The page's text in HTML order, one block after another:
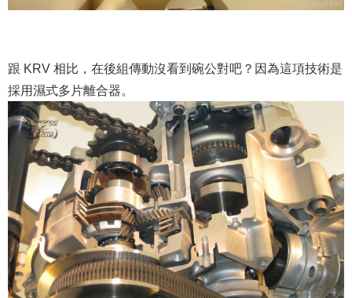
跟 KRV 相比，在後組傳動沒看到碗公對吧？因為這項技術是
採用濕式多片離合器。